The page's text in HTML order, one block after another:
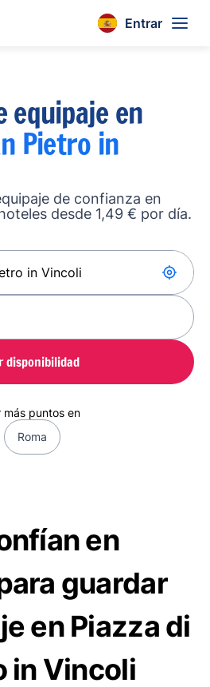
Entrar
equipaje en
Pietro in
de confianza en
desde 1,49 € por día.
disponibilidad
más puntos en
Roma
en
guardar
en Piazza di
in Vincoli